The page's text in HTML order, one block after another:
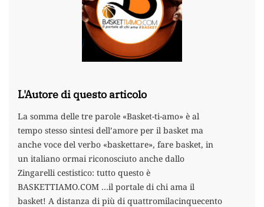
L'Autore di questo articolo
La somma delle tre parole «Basket-ti-amo» è al
tempo stesso sintesi dell’amore per il basket ma
anche voce del verbo «baskettare», fare basket, in
un italiano ormai riconosciuto anche dallo
Zingarelli cestistico: tutto questo è
BASKETTIAMO.COM …il portale di chi ama il
basket! A distanza di più di quattromilacinquecento